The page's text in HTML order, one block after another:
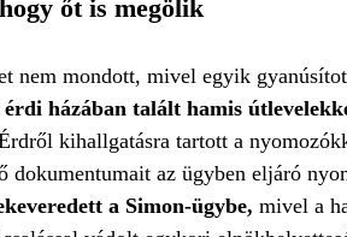
őt is megölik
nem mondott, mivel egyik
érdi házában talált hamis
kihallgatásra tartott a
dokumentumait az ügyben eljáró
a Simon-ügybe, mivel a